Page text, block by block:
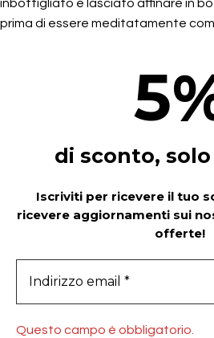
inbottigliato e lasciato affinare in
prima di essere meditatamente
5
di sconto,
Iscriviti per ricevere il tuo
ricevere aggiornamenti sui
offerte!
Questo campo è obbligatorio.